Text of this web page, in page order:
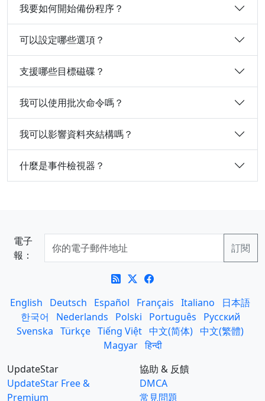
我要如何開始備份程序？
可以設定哪些選項？
支援哪些目標磁碟？
我可以使用批次命令嗎？
我可以影響資料夾結構嗎？
什麼是事件檢視器？
電子
報：
English Deutsch Español Français Italiano
日本語
한국어
Nederlands Polski Português
Русский
Svenska Türkçe Tiếng Việt 中文(简体) 中文(繁體)
Magyar हिन्दी
UpdateStar
UpdateStar Free &
Premium
協助 & 反饋
DMCA
常見問題